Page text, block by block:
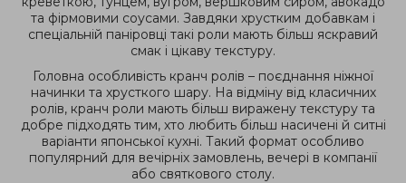
та фірмовими соусами. Завдяки хрустким добавкам і
спеціальній паніровці такі роли мають більш яскравий
смак і цікаву текстуру.
Головна особливість кранч ролів – поєднання ніжної
начинки та хрусткого шару. На відміну від класичних
ролів, кранч роли мають більш виражену текстуру та
добре підходять тим, хто любить більш насичені й ситні
варіанти японської кухні. Такий формат особливо
популярний для вечірніх замовлень, вечері в компанії
або святкового столу.